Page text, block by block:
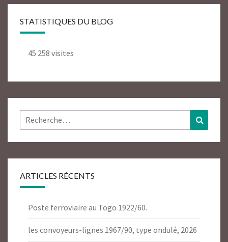
STATISTIQUES DU BLOG
45 258 visites
Rechercher :
ARTICLES RÉCENTS
Poste ferroviaire au Togo 1922/60.
les convoyeurs-lignes 1967/90, type ondulé, 2026